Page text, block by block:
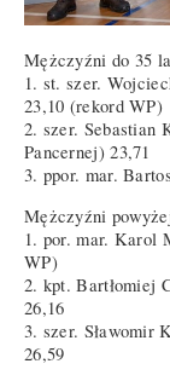
Mężczyźni do 35
1. st. szer.
23,10 (rekord WP)
2. szer. Sebastian
Pancernej) 23,71
3. ppor. mar.
Mężczyźni
1. por. mar. Karol
WP)
2. kpt. Bartłomiej
26,16
3. szer. Sławomir
26,59